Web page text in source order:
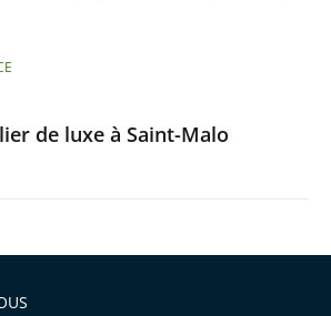
de luxe à Saint-Malo